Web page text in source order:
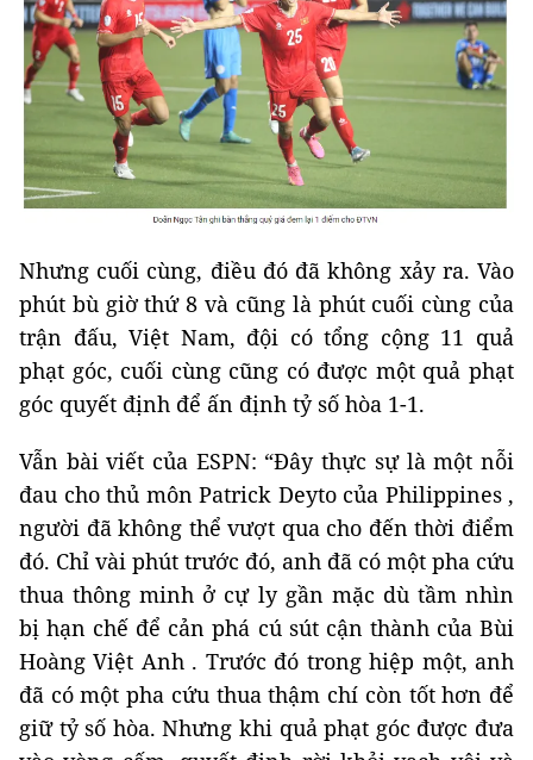
Nhưng cuối cùng, điều đó đã không xảy ra. Vào
phút bù giờ thứ 8 và cũng là phút cuối cùng của
trận đấu, Việt Nam, đội có tổng cộng 11 quả
phạt góc, cuối cùng cũng có được một quả phạt
góc quyết định để ấn định tỷ số hòa 1-1.
Vẫn bài viết của ESPN: “Đây thực sự là một nỗi
đau cho thủ môn Patrick Deyto của Philippines ,
người đã không thể vượt qua cho đến thời điểm
đó. Chỉ vài phút trước đó, anh đã có một pha cứu
thua thông minh ở cự ly gần mặc dù tầm nhìn
bị hạn chế để cản phá cú sút cận thành của Bùi
Hoàng Việt Anh . Trước đó trong hiệp một, anh
đã có một pha cứu thua thậm chí còn tốt hơn để
giữ tỷ số hòa. Nhưng khi quả phạt góc được đưa